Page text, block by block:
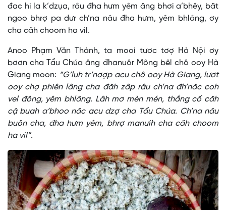
đac hi la k’dzụa, râu đha hưm yêm âng bhơi a’bhêy, băt
ngoo bhrợ pa dưr ch’na nâu đha hưm, yêm bhlâng, ơy
cha căh choom ha vil.
Anoo Phạm Văn Thành, ta mooi tươc tơợ Hà Nội ơy
bơơn cha Tẩu Chúa âng đhanuôr Mông bêl chô ooy Hà
Giang moon: “G’luh tr’nơợp acu chô ooy Hà Giang, lươt
ooy chợ phiên lâng cha đăh zâp râu ch’na đh’năc coh
vel đông, yêm bhlâng. Lâh mơ mèn mén, thắng cố căh
cậ buah a’bhoo năc acu dzợ cha Tẩu Chúa. Ch’na nâu
buôn cha, đha hưm yêm, bhrợ manưih cha căh choom
ha vil”.